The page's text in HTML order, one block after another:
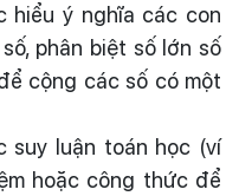
hiểu ý nghĩa các con
phân biệt số lớn số
cộng các số có một
suy luận toán học (ví
hoặc công thức để